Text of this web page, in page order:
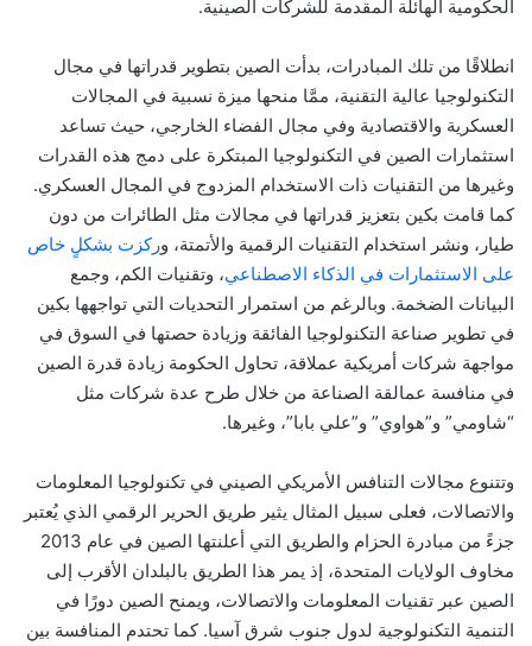
الحكومية الهائلة المقدمة للشركات الصينية.
انطلاقًا من تلك المبادرات، بدأت الصين بتطوير قدراتها في مجال
التكنولوجيا عالية التقنية، ممَّا منحها ميزة نسبية في المجالات
العسكرية والاقتصادية وفي مجال الفضاء الخارجي، حيث تساعد
استثمارات الصين في التكنولوجيا المبتكرة على دمج هذه القدرات
وغيرها من التقنيات ذات الاستخدام المزدوج في المجال العسكري.
كما قامت بكين بتعزيز قدراتها في مجالات مثل الطائرات من دون
طيار، ونشر استخدام التقنيات الرقمية والأتمتة، وركزت بشكلٍ خاص
على الاستثمارات في الذكاء الاصطناعي، وتقنيات الكم، وجمع
البيانات الضخمة. وبالرغم من استمرار التحديات التي تواجهها بكين
في تطوير صناعة التكنولوجيا الفائقة وزيادة حصتها في السوق في
مواجهة شركات أمريكية عملاقة، تحاول الحكومة زيادة قدرة الصين
في منافسة عمالقة الصناعة من خلال طرح عدة شركات مثل
“شاومي” و”هواوي” و”علي بابا”، وغيرها.
وتتنوع مجالات التنافس الأمريكي الصيني في تكنولوجيا المعلومات
والاتصالات، فعلى سبيل المثال يثير طريق الحرير الرقمي الذي يُعتبر
جزءً من مبادرة الحزام والطريق التي أعلنتها الصين في عام 2013
مخاوف الولايات المتحدة، إذ يمر هذا الطريق بالبلدان الأقرب إلى
الصين عبر تقنيات المعلومات والاتصالات، ويمنح الصين دورًا في
التنمية التكنولوجية لدول جنوب شرق آسيا. كما تحتدم المنافسة بين